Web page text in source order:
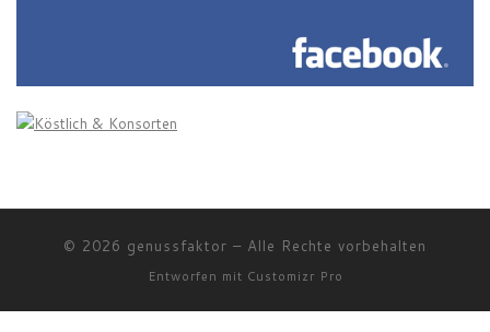
© 2026 genussfaktor – Alle Rechte vorbehalten
Entworfen mit Customizr Pro